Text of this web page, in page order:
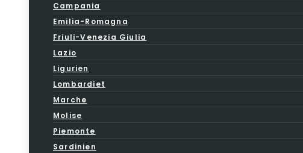
Campania
Emilia-Romagna
Friuli-Venezia Giulia
Lazio
Ligurien
Lombardiet
Marche
Molise
Piemonte
Sardinien